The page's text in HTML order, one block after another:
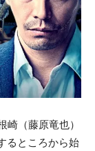
（藤原竜也）
るところから始